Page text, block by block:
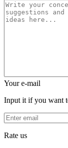
Your e-mail
Input it if you want
Rate us